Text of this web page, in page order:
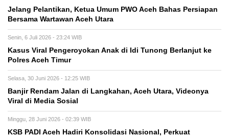
Jelang Pelantikan, Ketua Umum PWO Aceh Bahas Persiapan
Bersama Wartawan Aceh Utara
Senin, 6 Juli 2026 - 23:24 WIB
Kasus Viral Pengeroyokan Anak di Idi Tunong Berlanjut ke
Polres Aceh Timur
Selasa, 30 Juni 2026 - 12:25 WIB
Banjir Rendam Jalan di Langkahan, Aceh Utara, Videonya
Viral di Media Sosial
Minggu, 28 Juni 2026 - 02:39 WIB
KSB PADI Aceh Hadiri Konsolidasi Nasional, Perkuat